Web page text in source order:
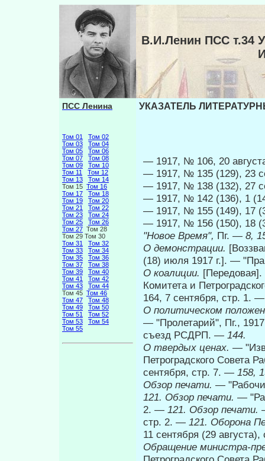
В.И.Ленин ПСС т.34
ПСС Ленина
Том 01
Том 02
Том 03
Том 04
Том 05
Том 06
Том 07
Том 08
Том 09
Том 10
Том 11
Том 12
Том 13
Том 14
Том 15 Том 16
Том 17
Том 18
Том 19
Том 20
Том 21
Том 22
Том 23
Том 24
Том 25
Том 26
Том 27 Том 28
Том 29 Том 30
Том 31
Том 32
Том 33
Том 34
Том 35
Том 36
Том 37
Том 38
Том 39
Том 40
Том 41
Том 42
Том 43
Том 44
Том 45 Том 46
Том 47
Том 48
Том 49
Том 50
Том 51
Том 52
Том 53
Том 54
Том 55
УКАЗАТЕЛЬ
— 1917, № 106, 20
— 1917, № 135 (129), 23
— 1917, № 138 (132), 27
— 1917, № 142 (136), 1
— 1917, № 155 (149), 17
— 1917, № 156 (150), 18
"Новое Время", Пг. — 8,
О демонстрации.
(18) июля 1917 г.]. —
О коалиции. [Передовая].
Комитета и
164, 7 сентября, стр. 1.
О политическом
— "Пролетарий", Пг.,
съезд РСДРП. — 144.
О твердых ценах. —
Петроградского Совета
сентября, стр. 7. — 158,
Обзор печати. —
121. Обзор печати. —
2. — 121. Обзор печати.
стр. 2. — 121. Оборона
11 сентября (29
Обращение министра-